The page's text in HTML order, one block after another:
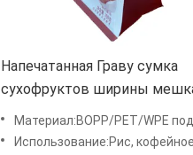
Напечатанная Граву сумка
сухофруктов ширины
150мм фольги Ресеалабле
упаковывая
Материал:BOPP/PET/WPE
Использование:Рис, кофейное зерно, закуски, сухие плоды,